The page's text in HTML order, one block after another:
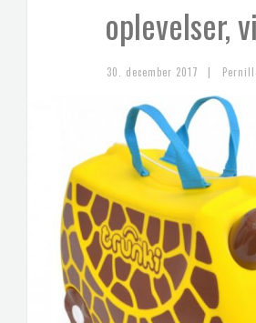
oplevelser,
30. december 2017 |